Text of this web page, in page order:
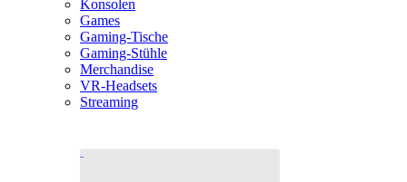
Konsolen
Games
Gaming-Tische
Gaming-Stühle
Merchandise
VR-Headsets
Streaming